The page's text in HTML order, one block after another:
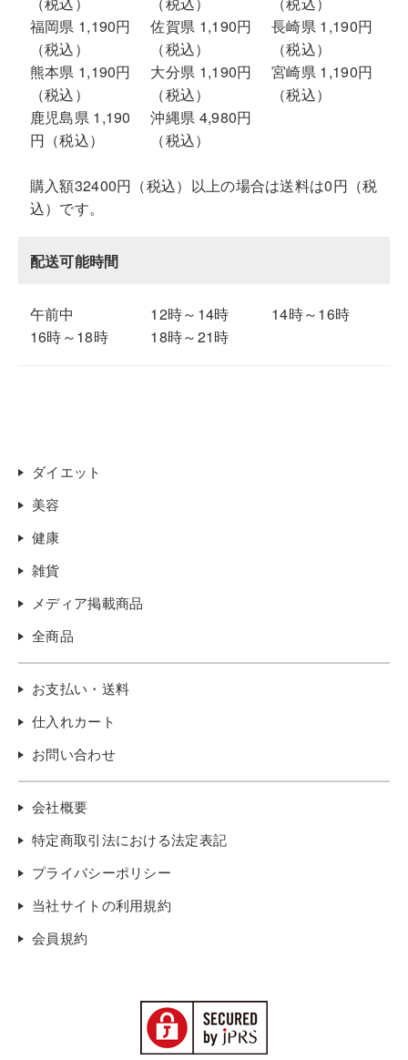
福岡県 1,190円
（税込）
佐賀県 1,190円
（税込）
長崎県 1,190円
（税込）
熊本県 1,190円
（税込）
大分県 1,190円
（税込）
宮崎県 1,190円
（税込）
鹿児島県 1,190
円（税込）
沖縄県 4,980円
（税込）
購入額32400円（税込）以上の場合は送料は0円（税
込）です。
配送可能時間
午前中 12時～14時
14時～16時
16時～18時
18時～21時
ダイエット
美容
健康
雑貨
メディア掲載商品
全商品
お支払い・送料
仕入れカート
お問い合わせ
会社概要
特定商取引法における法定表記
プライバシーポリシー
当社サイトの利用規約
会員規約